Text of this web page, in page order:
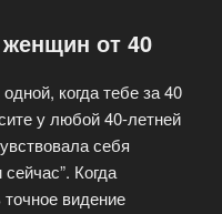
от 40
когда тебе за 40
у любой 40-летней
себя
Когда
видение